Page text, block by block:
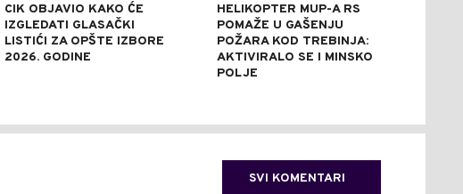
CIK OBJAVIO KAKO ĆE
IZGLEDATI GLASAČKI
LISTIĆI ZA OPŠTE IZBORE
2026. GODINE
HELIKOPTER MUP-A RS
POMAŽE U GAŠENJU
POŽARA KOD TREBINJA:
AKTIVIRALO SE I MINSKO
POLJE
SVI KOMENTARI